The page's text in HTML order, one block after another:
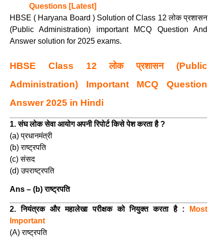
Questions [Latest]
HBSE ( Haryana Board ) Solution of Class 12 लोक प्रशासन
(Public Administration) important MCQ Question And
Answer solution for 2025 exams.
HBSE Class 12 लोक प्रशासन (Public
Administration) Important MCQ Question
Answer 2025 in Hindi
1. संघ लोक सेवा आयोग अपनी रिपोर्ट किसे पेश करता है ?
(a) प्रधानमंत्री
(b) राष्ट्रपति
(c) संसद
(d) उपराष्ट्रपति
Ans – (b) राष्ट्रपति
2. नियंत्रक और महालेखा परीक्षक को नियुक्त करता है :
Most
Important
(A) राष्ट्रपति